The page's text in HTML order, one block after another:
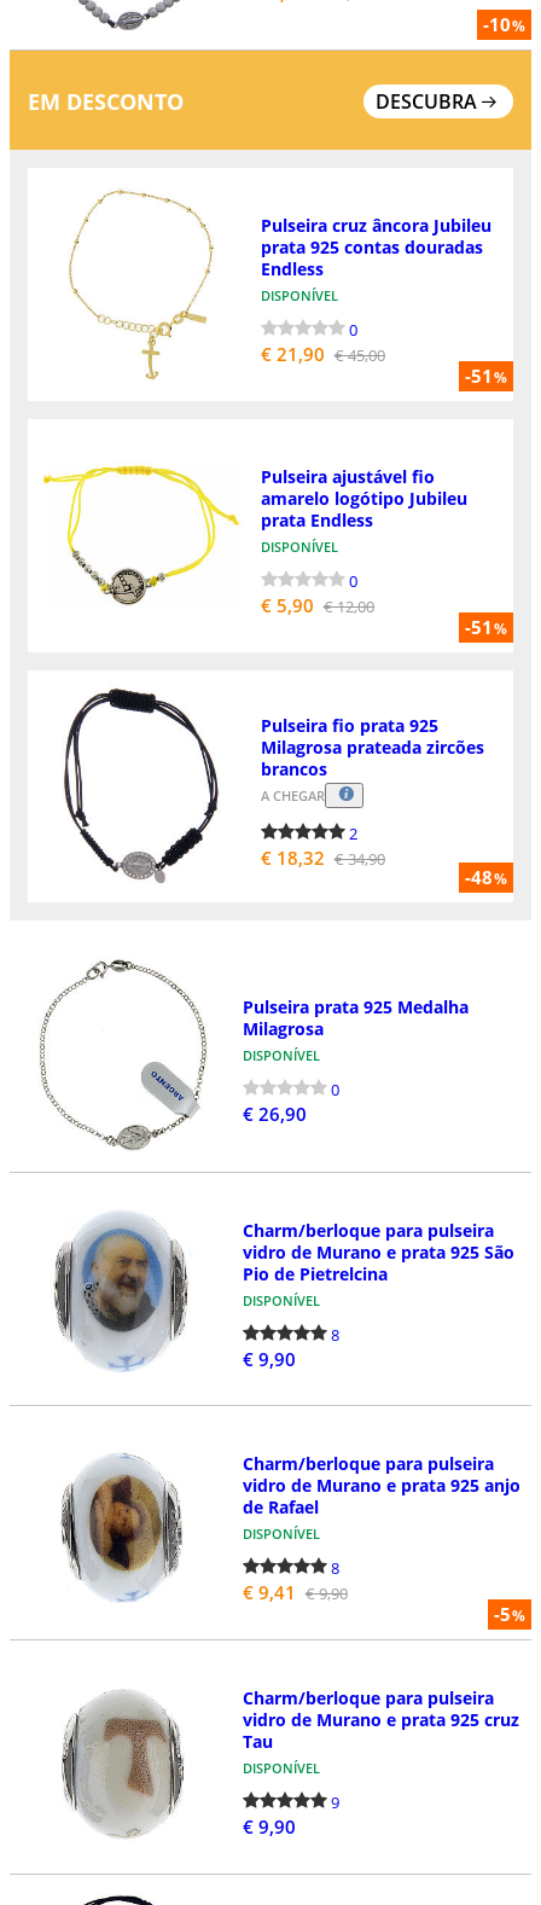
-10%
EM DESCONTO DESCUBRA
-51%
Pulseira cruz âncora Jubileu
prata 925 contas douradas
Endless
DISPONÍVEL
0
€ 21,90 € 45,00
-51%
Pulseira ajustável fio
amarelo logótipo Jubileu
prata Endless
DISPONÍVEL
0
€ 5,90 € 12,00
-48%
Pulseira fio prata 925
Milagrosa prateada zircões
brancos
A CHEGAR
2
€ 18,32 € 34,90
Pulseira prata 925 Medalha
Milagrosa
DISPONÍVEL
0
€ 26,90
Charm/berloque para pulseira
vidro de Murano e prata 925 São
Pio de Pietrelcina
DISPONÍVEL
8
€ 9,90
-5%
Charm/berloque para pulseira
vidro de Murano e prata 925 anjo
de Rafael
DISPONÍVEL
8
€ 9,41 € 9,90
Charm/berloque para pulseira
vidro de Murano e prata 925 cruz
Tau
DISPONÍVEL
9
€ 9,90